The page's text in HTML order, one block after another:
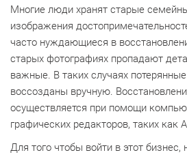
Многие люди хранят старые
изображения
часто нуждающиеся в
старых фотографиях пропадают
важные. В таких случаях
воссозданы вручную.
осуществляется при помощи
графических редакторов, таких как
Для того чтобы войти в этот бизнес,